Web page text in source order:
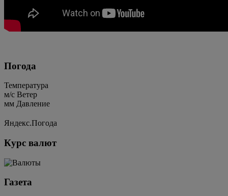
Погода
Температура
м/c Ветер
мм Давление
Яндекс.Погода
Курс валют
Газета